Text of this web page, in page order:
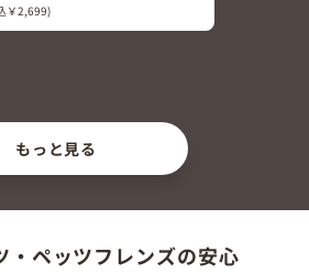
￥2,699)
もっと見る
・ペッツフレンズの安心